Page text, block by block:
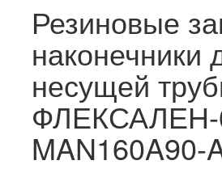
Резиновые
наконечники
несущей
ФЛЕКСАЛЕН-
MAN160A90-